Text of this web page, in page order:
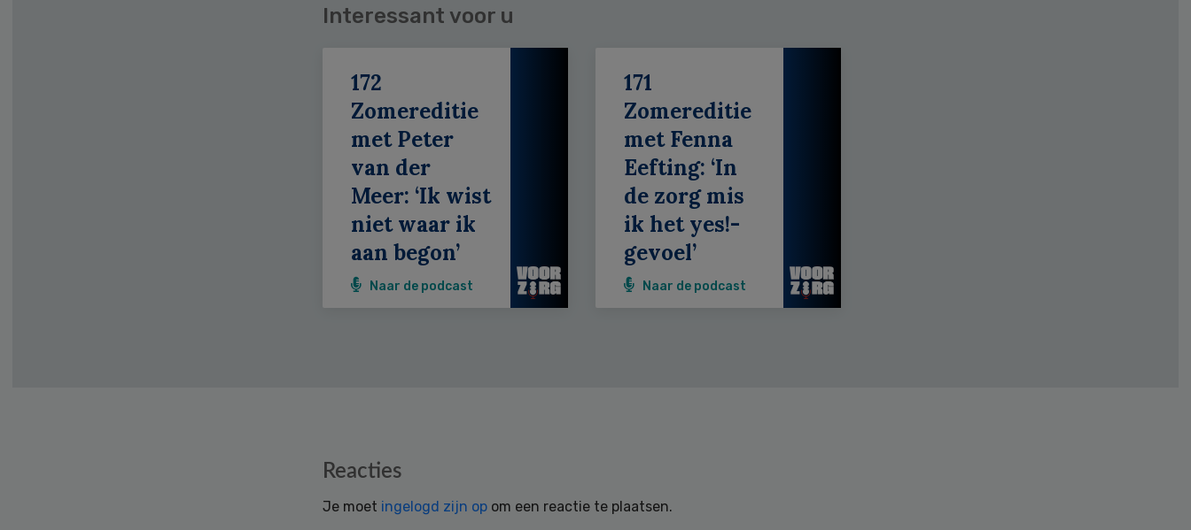
Interessant voor u
172
Zomereditie
met Peter
van der
Meer: ‘Ik wist
niet waar ik
aan begon’
Naar de podcast
171
Zomereditie
met Fenna
Eefting: ‘In
de zorg mis
ik het yes!-
gevoel’
Naar de podcast
Reacties
Je moet ingelogd zijn op om een reactie te plaatsen.